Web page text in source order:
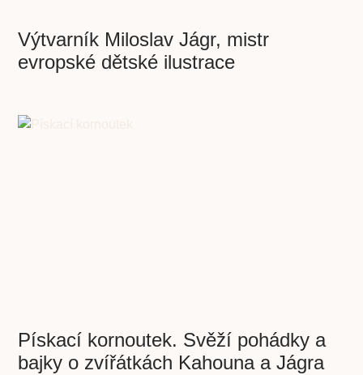
Výtvarník Miloslav Jágr, mistr
evropské dětské ilustrace
Pískací kornoutek. Svěží pohádky a
bajky o zvířátkách Kahouna a Jágra